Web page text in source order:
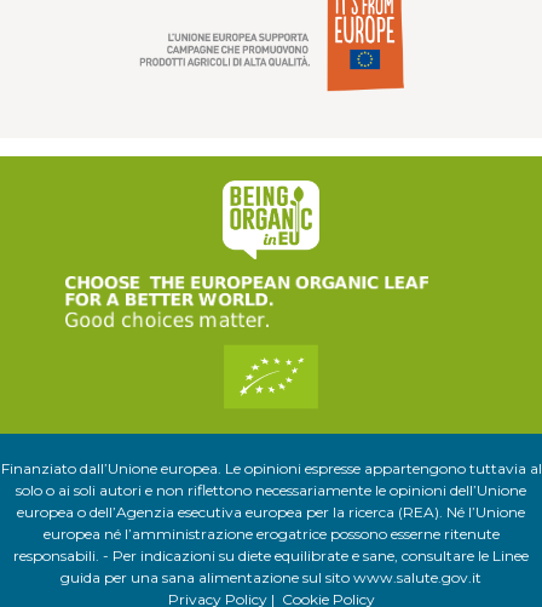
Finanziato dall’Unione europea. Le opinioni espresse appartengono tuttavia al
solo o ai soli autori e non riflettono necessariamente le opinioni dell’Unione
europea o dell’Agenzia esecutiva europea per la ricerca (REA). Né l’Unione
europea né l’amministrazione erogatrice possono esserne ritenute
responsabili. - Per indicazioni su diete equilibrate e sane, consultare le Linee
guida per una sana alimentazione sul sito www.salute.gov.it
Privacy Policy| Cookie Policy